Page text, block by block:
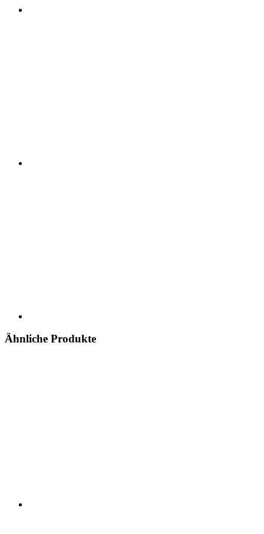
Ähnliche Produkte